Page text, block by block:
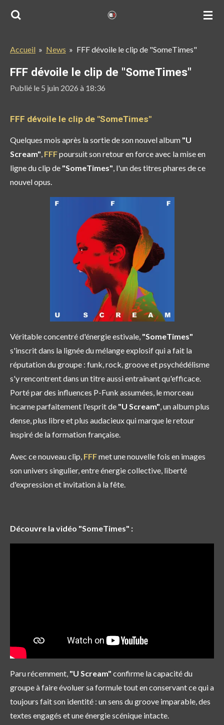
Passer
principal
Accueil » News » FFF dévoile le clip de "SomeTimes"
FFF dévoile le clip de "SomeTimes"
Publié le 5 juin 2026 à 18:36
FFF dévoile le clip de "SomeTimes"
Quelques mois après la sortie de son nouvel album "U
Scream", FFFpoursuit son retour en force avec la mise en
ligne du clip de "SomeTimes", l'un des titres phares de ce
nouvel opus.
Véritable concentré d'énergie estivale, "SomeTimes"
s'inscrit dans la lignée du mélange explosif qui a fait la
réputation du groupe : funk, rock, groove et psychédélisme
s'y rencontrent dans un titre aussi entraînant qu'efficace.
Porté par des influences P-Funk assumées, le morceau
incarne parfaitement l'esprit de "U Scream", un album plus
dense, plus libre et plus audacieux qui marque le retour
inspiré de la formation française.
Avec ce nouveau clip, FFFmet une nouvelle fois en images
son univers singulier, entre énergie collective, liberté
d'expression et invitation à la fête.
Découvre la vidéo "SomeTimes" :
Paru récemment, "U Scream" confirme la capacité du
groupe à faire évoluer sa formule tout en conservant ce qui a
toujours fait son identité : un sens du groove imparable, des
textes engagés et une énergie scénique intacte.